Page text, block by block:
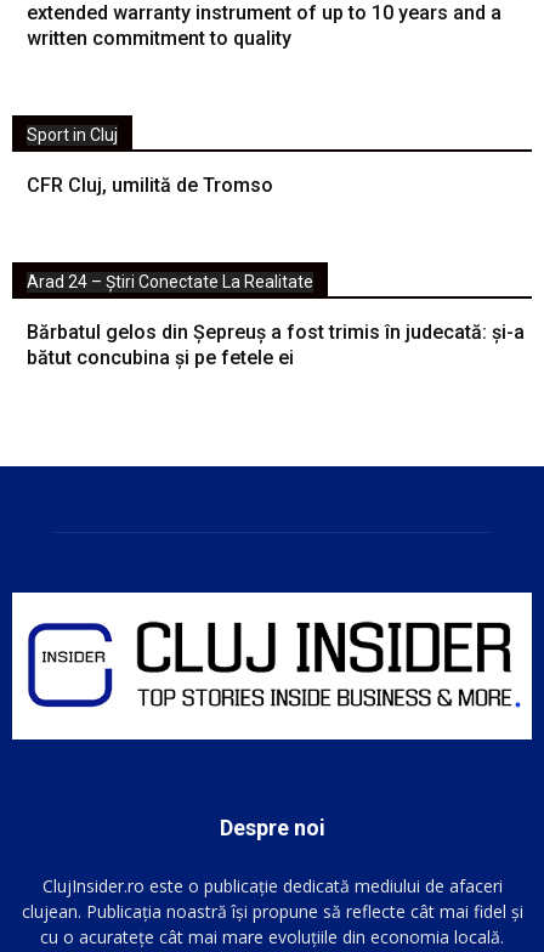
extended warranty instrument of up to 10 years and a
written commitment to quality
Sport in Cluj
CFR Cluj, umilită de Tromso
Arad 24 – Știri Conectate La Realitate
Bărbatul gelos din Șepreuș a fost trimis în judecată: și-a
bătut concubina și pe fetele ei
Despre noi
ClujInsider.ro este o publicație dedicată mediului de afaceri
clujean. Publicația noastră își propune să reflecte cât mai fidel și
cu o acuratețe cât mai mare evoluțiile din economia locală.